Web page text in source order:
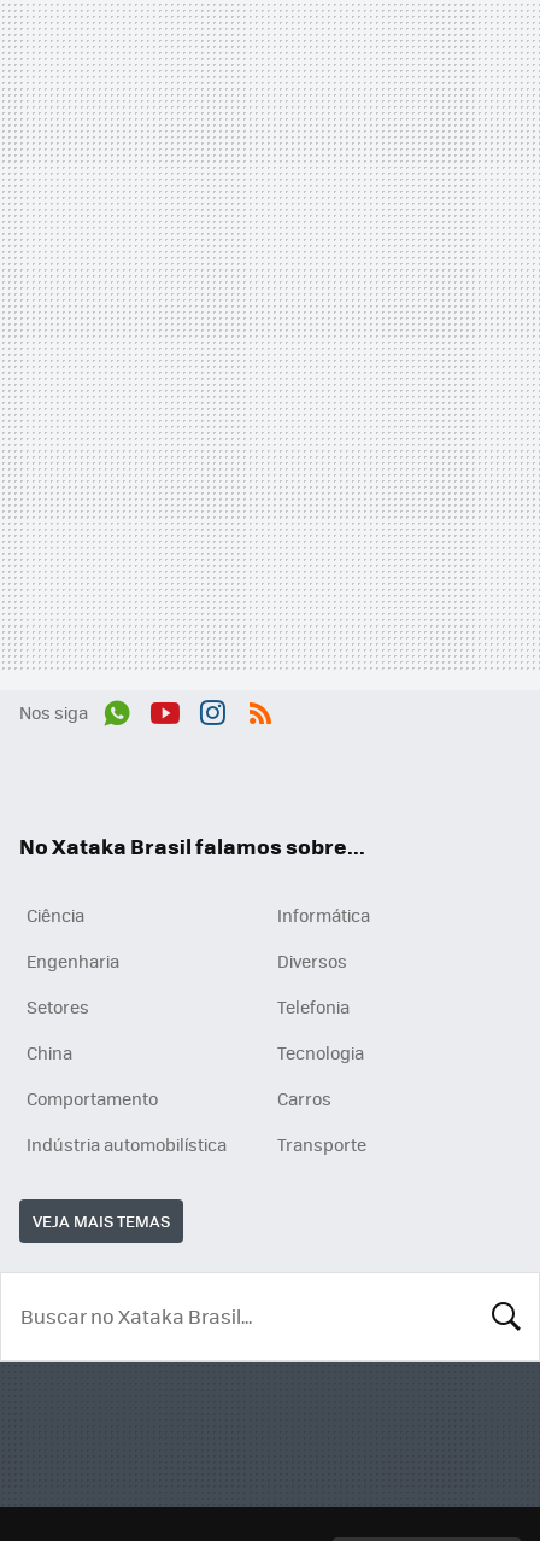
Nos siga
No Xataka Brasil falamos sobre...
Ciência
Informática
Engenharia
Diversos
Setores
Telefonia
China
Tecnologia
Comportamento
Carros
Indústria automobilística
Transporte
VEJA MAIS TEMAS